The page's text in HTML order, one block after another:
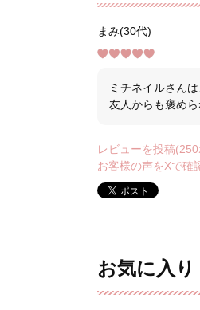
まみ(30代)
ミチネイルさん
友人からも褒め
レビューを投稿
お客様の声をXで確
お気に入り